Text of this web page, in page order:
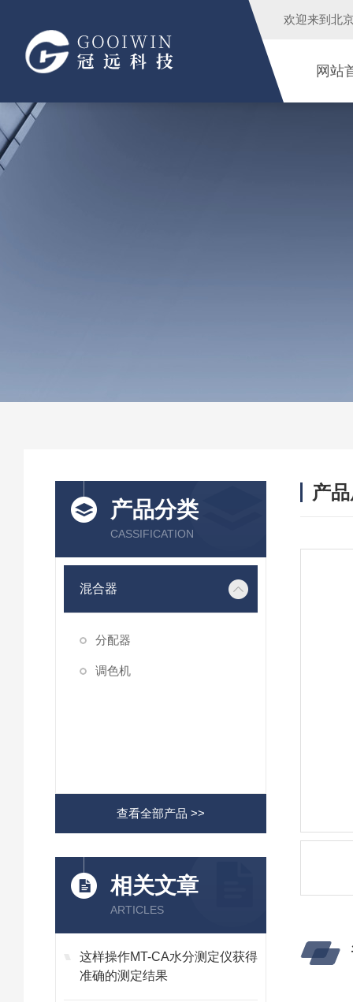
欢迎来到 北
网站
产品分类
CASSIFICATION
混合器
分配器
调色机
查看全部产品 >>
相关文章
ARTICLES
这样操作MT-CA水分测定仪获得
准确的测定结果
产